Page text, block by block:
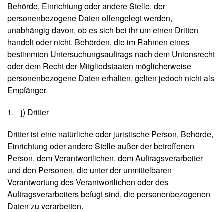
Behörde, Einrichtung oder andere Stelle, der
personenbezogene Daten offengelegt werden,
unabhängig davon, ob es sich bei ihr um einen Dritten
handelt oder nicht. Behörden, die im Rahmen eines
bestimmten Untersuchungsauftrags nach dem Unionsrecht
oder dem Recht der Mitgliedstaaten möglicherweise
personenbezogene Daten erhalten, gelten jedoch nicht als
Empfänger.
j) Dritter
Dritter ist eine natürliche oder juristische Person, Behörde,
Einrichtung oder andere Stelle außer der betroffenen
Person, dem Verantwortlichen, dem Auftragsverarbeiter
und den Personen, die unter der unmittelbaren
Verantwortung des Verantwortlichen oder des
Auftragsverarbeiters befugt sind, die personenbezogenen
Daten zu verarbeiten.